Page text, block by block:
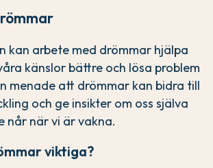
kan arbete med drömmar hjälpa
känslor bättre och lösa problem
menade att drömmar kan bidra till
och ge insikter om oss själva
når när vi är vakna.
viktiga?